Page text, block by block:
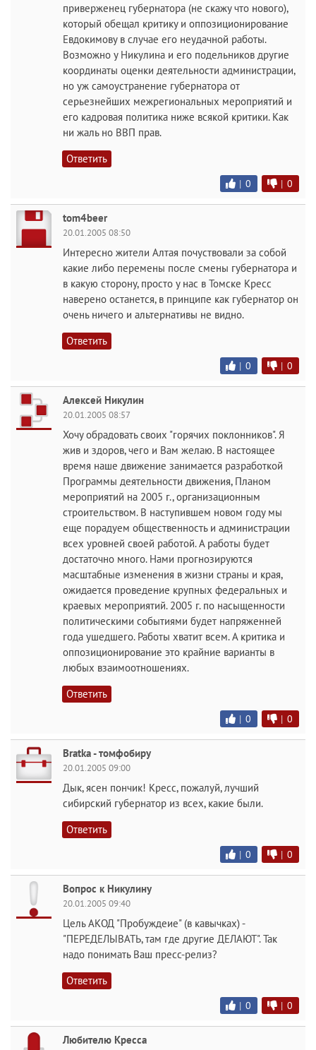
приверженец губернатора (не скажу что нового),
который обещал критику и оппозиционирование
Евдокимову в случае его неудачной работы.
Возможно у Никулина и его подельников другие
координаты оценки деятельности администрации,
но уж самоустранение губернатора от
серьезнейших межрегиональных мероприятий и
его кадровая политика ниже всякой критики. Как
ни жаль но ВВП прав.
Ответить
| 0 | 0
tom4beer
20.01.2005 08:50
Интересно жители Алтая почуствовали за собой
какие либо перемены после смены губернатора и
в какую сторону, просто у нас в Томске Кресс
наверено останется, в принципе как губернатор он
очень ничего и альтернативы не видно.
Ответить
| 0 | 0
Алексей Никулин
20.01.2005 08:57
Хочу обрадовать своих "горячих поклонников". Я
жив и здоров, чего и Вам желаю. В настоящее
время наше движение занимается разработкой
Программы деятельности движения, Планом
мероприятий на 2005 г., организационным
строительством. В наступившем новом году мы
еще порадуем общественность и администрации
всех уровней своей работой. А работы будет
достаточно много. Нами прогнозируются
масштабные изменения в жизни страны и края,
ожидается проведение крупных федеральных и
краевых мероприятий. 2005 г. по насыщенности
политическими событиями будет напряженней
года ушедшего. Работы хватит всем. А критика и
оппозиционирование это крайние варианты в
любых взаимоотношениях.
Ответить
| 0 | 0
Bratka - томфобиру
20.01.2005 09:00
Дык, ясен пончик! Кресс, пожалуй, лучший
сибирский губернатор из всех, какие были.
Ответить
| 0 | 0
Вопрос к Никулину
20.01.2005 09:40
Цель АКОД "Пробуждеие" (в кавычках) -
"ПЕРЕДЕЛЫВАТЬ, там где другие ДЕЛАЮТ". Так
надо понимать Ваш пресс-релиз?
Ответить
| 0 | 0
Любителю Кресса